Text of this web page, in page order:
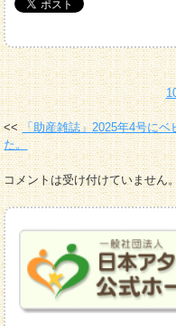
「助産雑誌」2025年4号に
た。
コメントは受け付けていません